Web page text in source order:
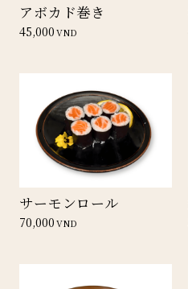
アボカド巻き
45,000VND
サーモンロール
70,000VND